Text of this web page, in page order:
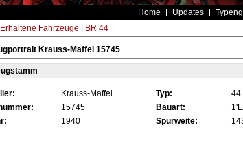
Home Updates
Erhaltene Fahrzeuge BR 44
Krauss-Maffei 15745
Krauss-Maffei Typ: 44
15745 Bauart:
1940 Spurweite: